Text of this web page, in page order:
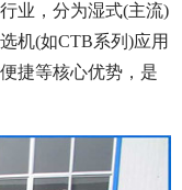
业，分为湿式(主流)
机(如CTB系列)应用
捷等核心优势，是